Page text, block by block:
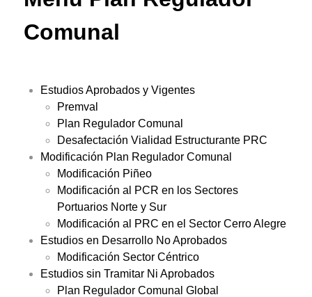
Comunal
Estudios Aprobados y Vigentes
Premval
Plan Regulador Comunal
Desafectación Vialidad Estructurante PRC
Modificación Plan Regulador Comunal
Modificación Piñeo
Modificación al PCR en los Sectores
Portuarios Norte y Sur
Modificación al PRC en el Sector Cerro Alegre
Estudios en Desarrollo No Aprobados
Modificación Sector Céntrico
Estudios sin Tramitar Ni Aprobados
Plan Regulador Comunal Global